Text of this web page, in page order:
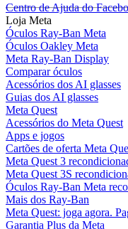
Centro de Ajuda do
Loja Meta
Óculos Ray-Ban Meta
Óculos Oakley Meta
Meta Ray-Ban Display
Comparar óculos
Acessórios dos AI glasses
Guias dos AI glasses
Meta Quest
Acessórios do Meta Quest
Apps e jogos
Cartões de oferta Meta
Meta Quest 3
Meta Quest 3S
Óculos Ray-Ban Meta
Mais dos Ray-Ban
Meta Quest: joga agora.
Garantia Plus da Meta